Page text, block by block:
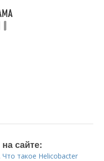
сайте:
Что такое Helicobacter